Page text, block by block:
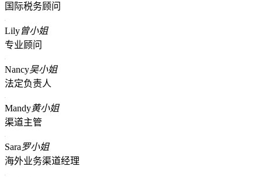
国际税务顾问
Lily曾小姐
专业顾问
Nancy吴小姐
法定负责人
Mandy黄小姐
渠道主管
Sara罗小姐
海外业务渠道经理